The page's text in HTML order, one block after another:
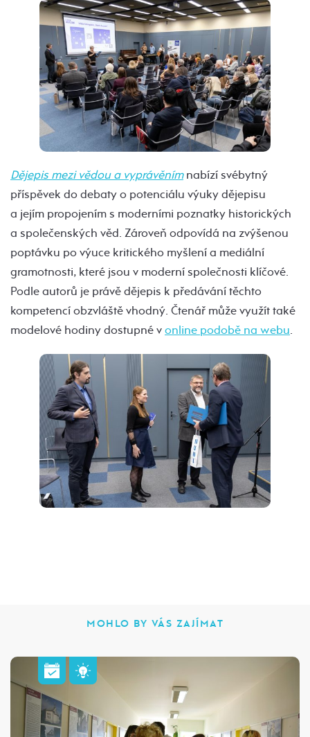
Dějepis mezi vědou a vyprávěnímnabízí svébytný
příspěvek do debaty o potenciálu výuky dějepisu
a jejím propojením s moderními poznatky historických
a společenských věd. Zároveň odpovídá na zvýšenou
poptávku po výuce kritického myšlení a mediální
gramotnosti, které jsou v moderní společnosti klíčové.
Podle autorů je právě dějepis k předávání těchto
kompetencí obzvláště vhodný. Čtenář může využít také
modelové hodiny dostupné vonline podobě na webu.
MOHLO BY VÁS ZAJÍMAT